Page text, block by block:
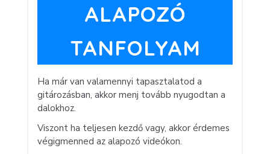
ALAPOZÓ
TANFOLYAM
Ha már van valamennyi tapasztalatod a
gitározásban, akkor menj tovább nyugodtan a
dalokhoz.
Viszont ha teljesen kezdő vagy, akkor érdemes
végigmenned az alapozó videókon.